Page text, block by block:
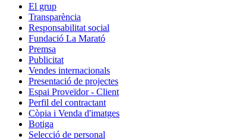
El grup
Transparència
Responsabilitat social
Fundació La Marató
Premsa
Publicitat
Vendes internacionals
Presentació de projectes
Espai Proveïdor - Client
Perfil del contractant
Còpia i Venda d'imatges
Botiga
Selecció de personal